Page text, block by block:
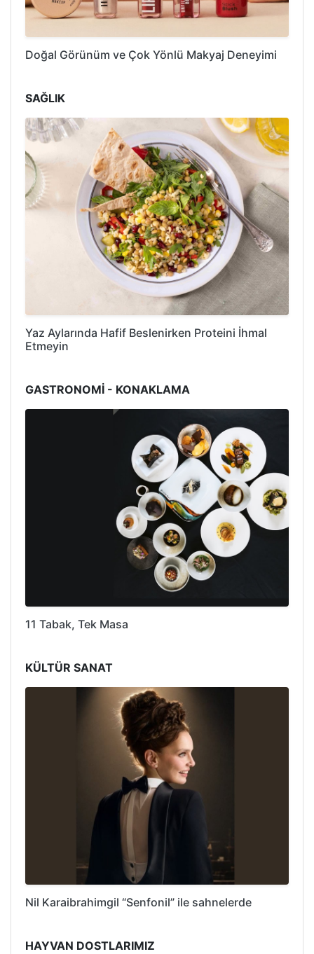
Doğal Görünüm ve Çok Yönlü Makyaj Deneyimi
SAĞLIK
Yaz Aylarında Hafif Beslenirken Proteini İhmal
Etmeyin
GASTRONOMİ - KONAKLAMA
11 Tabak, Tek Masa
KÜLTÜR SANAT
Nil Karaibrahimgil “Senfonil” ile sahnelerde
HAYVAN DOSTLARIMIZ